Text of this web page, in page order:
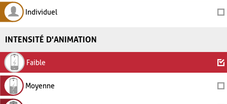
Individuel
INTENSITÉ D'ANIMATION
Faible
Moyenne